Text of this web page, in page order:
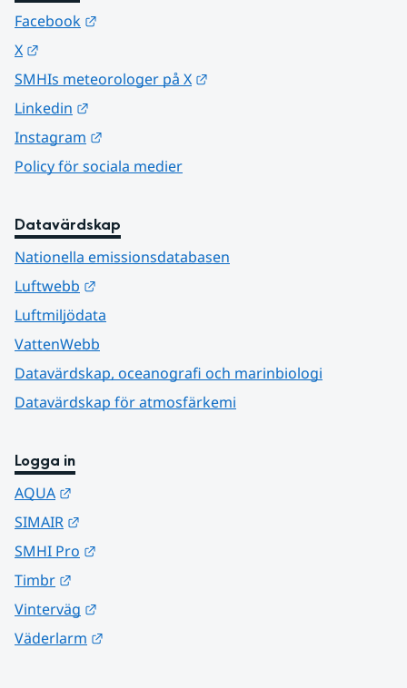
Facebook
X
SMHIs meteorologer på X
Linkedin
Instagram
Policy för sociala medier
Datavärdskap
Nationella emissionsdatabasen
Luftwebb
Luftmiljödata
VattenWebb
Datavärdskap, oceanografi och marinbiologi
Datavärdskap för atmosfärkemi
Logga in
AQUA
SIMAIR
SMHI Pro
Timbr
Vinterväg
Väderlarm